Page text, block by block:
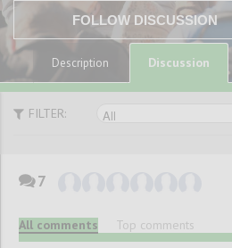
FOLLOW DISCUSSION
Description Discussion
FILTER:
spätestens seit dem
7
All comments Top comments